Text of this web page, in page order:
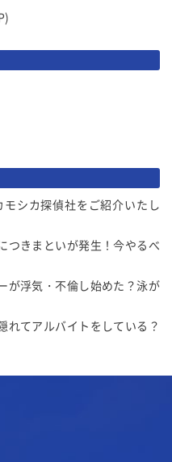
シカ探偵社をご紹介いたし
つきまといが発生！今やるべ
が浮気・不倫し始めた？泳が
れてアルバイトをしている？